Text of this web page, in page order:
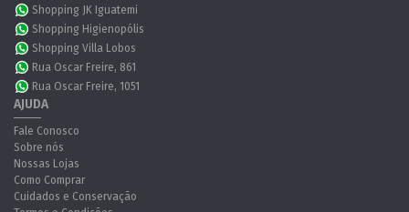
Shopping JK Iguatemi
Shopping Higienopólis
Shopping Villa Lobos
Rua Oscar Freire, 861
Rua Oscar Freire, 1051
AJUDA
Fale Conosco
Sobre nós
Nossas Lojas
Como Comprar
Cuidados e Conservação